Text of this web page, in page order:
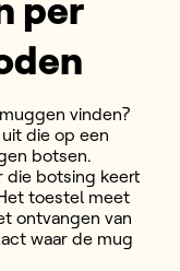
per
vinden?
die op een
botsen.
die botsing keert
toestel meet
ontvangen van
waar de mug